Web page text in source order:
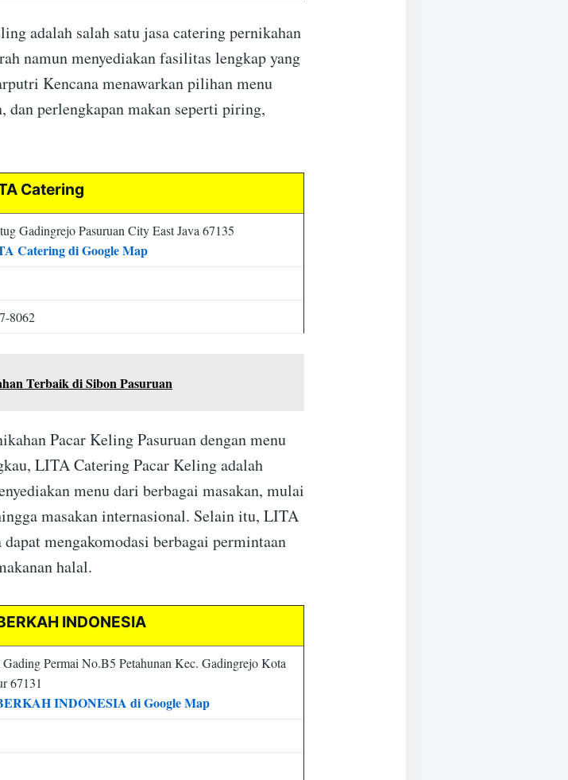
adalah salah satu jasa catering pernikahan
namun menyediakan fasilitas lengkap yang
Kencana menawarkan pilihan menu
dan perlengkapan makan seperti piring,
Catering
Gadingrejo Pasuruan City East Java 67135
Catering di Google Map
8062
Terbaik di Sibon Pasuruan
Pacar Keling Pasuruan dengan menu
LITA Catering Pacar Keling adalah
menu dari berbagai masakan, mulai
masakan internasional. Selain itu, LITA
mengakomodasi berbagai permintaan
halal.
INDONESIA
Permai No.B5 Petahunan Kec. Gadingrejo Kota
67131
INDONESIA di Google Map